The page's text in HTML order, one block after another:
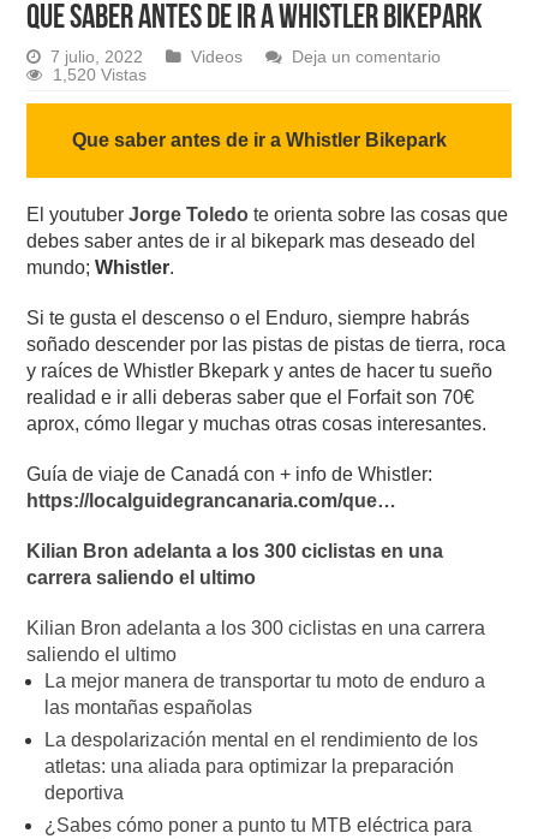
Que saber antes de ir a Whistler Bikepark
7 julio, 2022 Videos
Deja un comentario
1,520 Vistas
Que saber antes de ir a Whistler Bikepark
El youtuberJorge Toledo te orienta sobre las cosas que
debes saber antes de ir al bikepark mas deseado del
mundo;Whistler.
Si te gusta el descenso o el Enduro, siempre habrás
soñado descender por las pistas de pistas de tierra, roca
y raíces de Whistler Bkepark y antes de hacer tu sueño
realidad e ir alli deberas saber que el Forfait son 70€
aprox, cómo llegar y muchas otras cosas interesantes.
Guía de viaje de Canadá con + info de Whistler:
https://localguidegrancanaria.com/que…
Kilian Bron adelanta a los 300 ciclistas en una
carrera saliendo el ultimo
Kilian Bron adelanta a los 300 ciclistas en una carrera
saliendo el ultimo
La mejor manera de transportar tu moto de enduro a
las montañas españolas
La despolarización mental en el rendimiento de los
atletas: una aliada para optimizar la preparación
deportiva
¿Sabes cómo poner a punto tu MTB eléctrica para